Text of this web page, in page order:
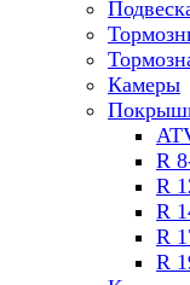
Камеры
R
R
R
R
R